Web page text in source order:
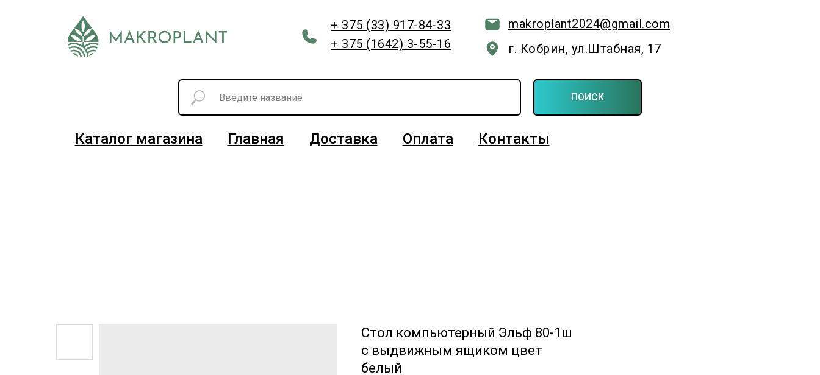
+ 375 (33) 917-84-33
makroplant2024@gmail.com
г. Кобрин, ул.Штабная, 17
+ 375 (1642) 3-55-16
ПОИСК
Каталог магазина Главная Доставка Оплата Контакты
Стол компьютерный Эльф 80-1ш
с выдвижным ящиком цвет
белый